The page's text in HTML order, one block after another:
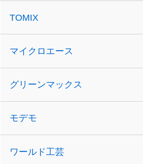
TOMIX
マイクロエース
グリーンマックス
モデモ
ワールド工芸